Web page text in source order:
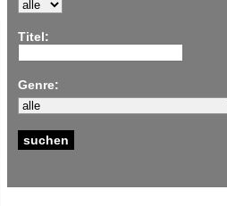
Titel:
Genre: